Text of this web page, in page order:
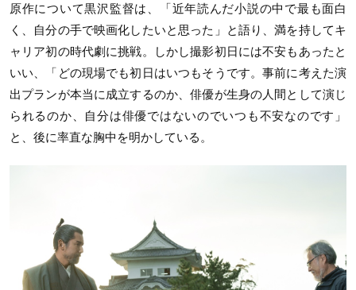
原作について黒沢監督は、「近年読んだ小説の中で最も面白
く、自分の手で映画化したいと思った」と語り、満を持してキ
ャリア初の時代劇に挑戦。しかし撮影初日には不安もあったと
いい、「どの現場でも初日はいつもそうです。事前に考えた演
出プランが本当に成立するのか、俳優が生身の人間として演じ
られるのか、自分は俳優ではないのでいつも不安なのです」
と、後に率直な胸中を明かしている。